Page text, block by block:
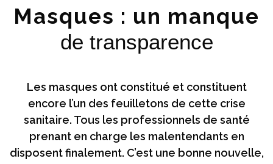
Masques : un manque
de transparence
Les masques ont constitué et constituent
encore l’un des feuilletons de cette crise
sanitaire. Tous les professionnels de santé
prenant en charge les malentendants en
disposent finalement. C’est une bonne nouvelle,